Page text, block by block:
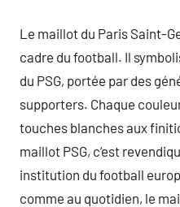
Le maillot du Paris Saint-
cadre du football. Il
du PSG, portée par des
supporters. Chaque
touches blanches aux
maillot PSG, c’est
institution du football
comme au quotidien, le